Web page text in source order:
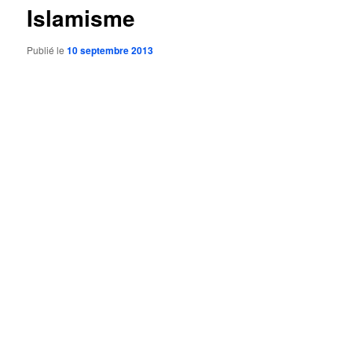
Islamisme
Publié le10 septembre 2013